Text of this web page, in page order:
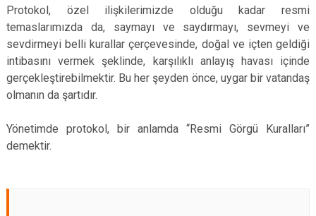
Protokol, özel ilişkilerimizde olduğu kadar resmi
temaslarımızda da, saymayı ve saydırmayı, sevmeyi ve
sevdirmeyi belli kurallar çerçevesinde, doğal ve içten geldiği
intibasını vermek şeklinde, karşılıklı anlayış havası içinde
gerçekleştirebilmektir. Bu her şeyden önce, uygar bir vatandaş
olmanın da şartıdır.
Yönetimde protokol, bir anlamda “Resmi Görgü Kuralları”
demektir.